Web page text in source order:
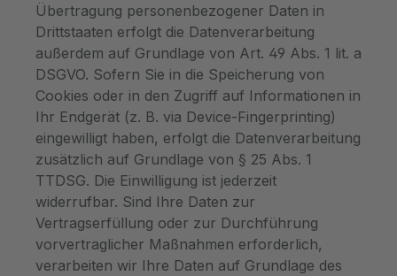
Übertragung personenbezogener Daten in
Drittstaaten erfolgt die Datenverarbeitung
außerdem auf Grundlage von Art. 49 Abs. 1 lit. a
DSGVO. Sofern Sie in die Speicherung von
Cookies oder in den Zugriff auf Informationen in
Ihr Endgerät (z. B. via Device-Fingerprinting)
eingewilligt haben, erfolgt die Datenverarbeitung
zusätzlich auf Grundlage von § 25 Abs. 1
TTDSG. Die Einwilligung ist jederzeit
widerrufbar. Sind Ihre Daten zur
Vertragserfüllung oder zur Durchführung
vorvertraglicher Maßnahmen erforderlich,
verarbeiten wir Ihre Daten auf Grundlage des